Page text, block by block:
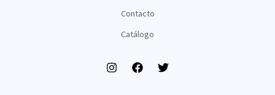
Contacto
Catálogo